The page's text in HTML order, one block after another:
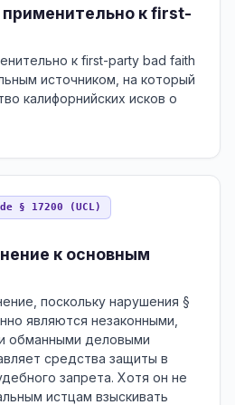
к first-
к first-party bad faith
источником, на который
калифорнийских исков о
§ 17200 (UCL)
к основным
поскольку нарушения §
являются незаконными,
обманными деловыми
средства защиты в
запрета. Хотя он не
истцам взыскивать